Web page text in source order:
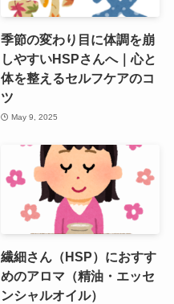
季節の変わり目に体調を崩
しやすいHSPさんへ｜心と
体を整えるセルフケアのコ
ツ
May 9, 2025
繊細さん（HSP）におすす
めのアロマ（精油・エッセ
ンシャルオイル）